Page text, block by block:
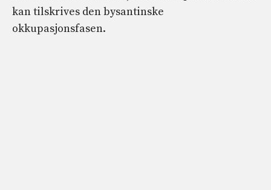
kan tilskrives den bysantinske
okkupasjonsfasen.